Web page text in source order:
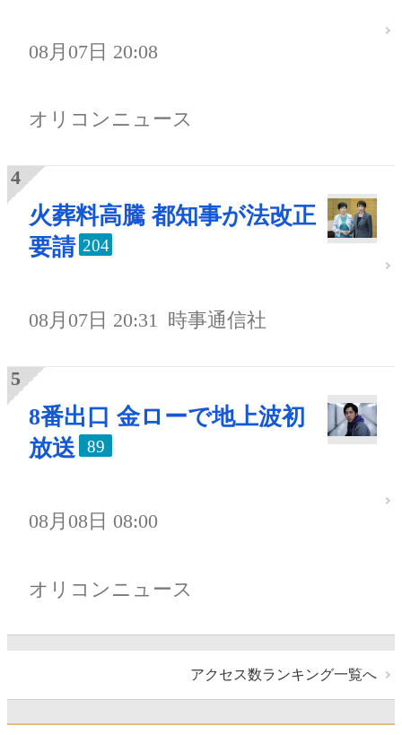
08月07日 20:08
オリコンニュース
火葬料高騰 都知事が法改正
要請 204
08月07日 20:31 時事通信社
8番出口 金ローで地上波初
放送
89
08月08日 08:00
オリコンニュース
アクセス数ランキング一覧へ